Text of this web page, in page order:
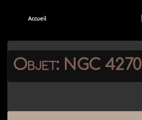
Accueil
Objet: NGC 4270